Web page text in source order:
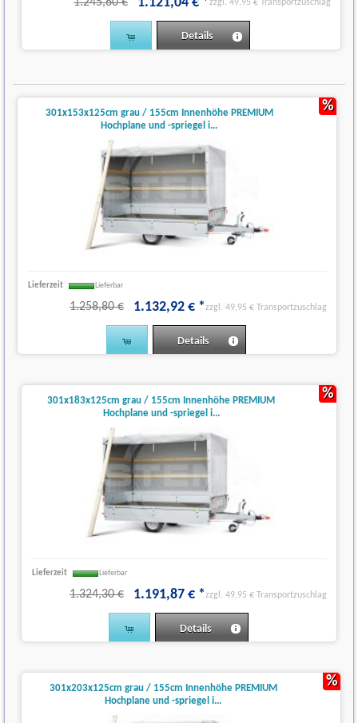
zzgl. 49,95 € Transportzuschlag
Details
301x153x125cm grau / 155cm Innenhöhe PREMIUM
Hochplane und -spriegel i...
Lieferzeit Lieferbar
1.258,80 € 1.132,92 € *zzgl. 49,95 € Transportzuschlag
Details
%
301x183x125cm grau / 155cm Innenhöhe PREMIUM
Hochplane und -spriegel i...
Lieferzeit Lieferbar
1.324,30 € 1.191,87 € *zzgl. 49,95 € Transportzuschlag
Details
%
301x203x125cm grau / 155cm Innenhöhe PREMIUM
Hochplane und -spriegel i...
%